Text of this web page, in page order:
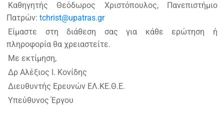
Καθηγητής Θεόδωρος Χριστόπουλος, Πανεπιστήμιο
Πατρών: tchrist@upatras.gr
Είμαστε στη διάθεση σας για κάθε ερώτηση ή
πληροφορία θα χρειαστείτε.
Με εκτίμηση,
Δρ Αλέξιος Ι. Κονίδης
Διευθυντής Ερευνών ΕΛ.ΚΕ.Θ.Ε.
Υπεύθυνος Έργου